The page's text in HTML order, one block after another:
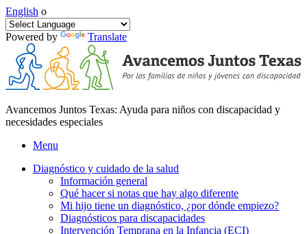
English o
Powered by Translate
Avancemos Juntos Texas: Ayuda para niños con discapacidad y
necesidades especiales
Menu
Diagnóstico y cuidado de la salud
Información general
Qué hacer si notas que hay algo diferente
Mi hijo tiene un diagnóstico, ¿por dónde empiezo?
Diagnósticos para discapacidades
Intervención Temprana en la Infancia (ECI)